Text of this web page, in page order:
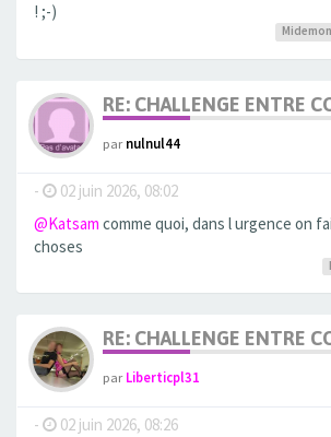
! ;-)
RE: CHALLENGE ENTRE
parnulnul44
- 02 juin 2026, 08:02
@Katsam comme quoi, dans l urgence on
choses
RE: CHALLENGE ENTRE
parLiberticpl31
- 02 juin 2026, 08:26